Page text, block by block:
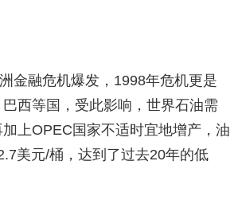
金融危机爆发，1998年危机更是
西等国，受此影响，世界石油需
上OPEC国家不适时宜地增产，油
美元/桶，达到了过去20年的低